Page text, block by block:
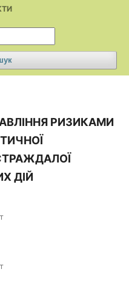
РИЗИКАМИ
ДІЙ